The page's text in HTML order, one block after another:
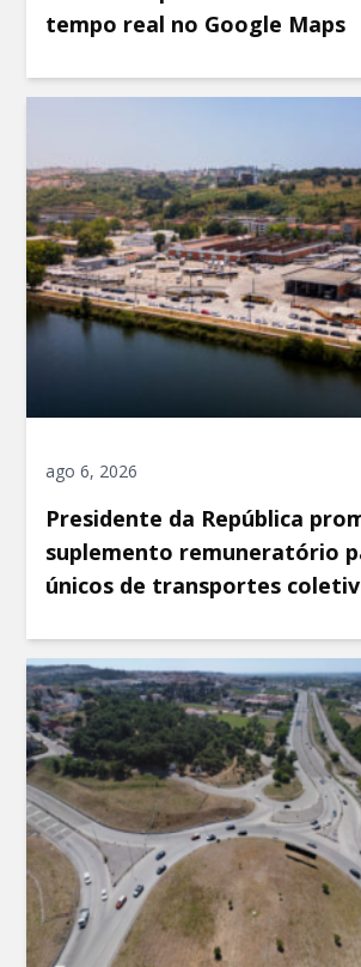
tempo real no Google Maps
ago 6, 2026
Presidente da República
suplemento remuneratório
únicos de transportes